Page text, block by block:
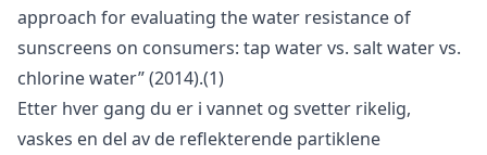
approach for evaluating the water resistance of
sunscreens on consumers: tap water vs. salt water vs.
chlorine water” (2014).(1)
Etter hver gang du er i vannet og svetter rikelig,
vaskes en del av de reflekterende partiklene